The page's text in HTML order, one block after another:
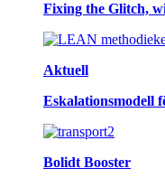
Fixing the Glitch,
Aktuell
Eskalationsmodell
Bolidt Booster